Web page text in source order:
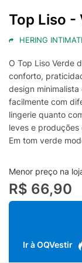
Top Liso -
HERING
O Top Liso Verde
conforto,
design
facilmente com
lingerie quanto
leves e
Em tom verde
um caimento que
de movimento.
vestidos, o top
contato com a
aos momentos de
estilo básico,
Menor preço na
R$ 66,90
Ir à OQVestir